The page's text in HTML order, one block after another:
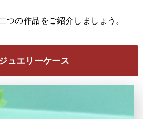
つの作品をご紹介しましょう。
ュエリーケース